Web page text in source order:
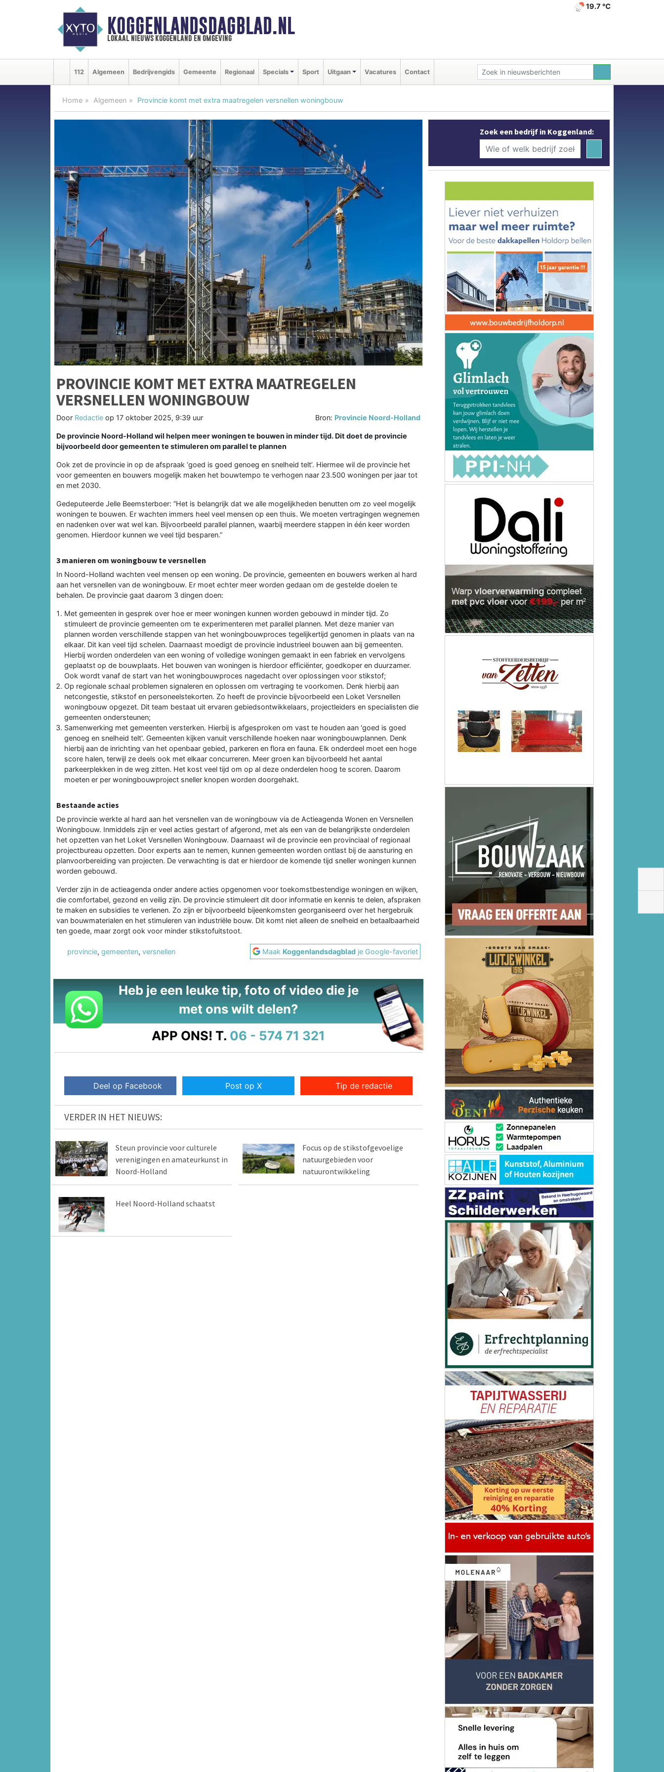
KOGGENLANDSDAGBLAD.NL
lokaal nieuws koggenland en omgeving
19.7 ℃
112 Algemeen Bedrijvengids Gemeente Regionaal Specials Sport Uitgaan Vacatures Contact
Home Algemeen Provincie komt met extra maatregelen versnellen woningbouw
PROVINCIE KOMT MET EXTRA MAATREGELEN
VERSNELLEN WONINGBOUW
Door Redactie op 17 oktober 2025, 9:39 uur Bron: Provincie Noord-Holland
De provincie Noord-Holland wil helpen meer woningen te bouwen in minder tijd. Dit doet de provincie
bijvoorbeeld door gemeenten te stimuleren om parallel te plannen
Ook zet de provincie in op de afspraak ‘goed is goed genoeg en snelheid telt’. Hiermee wil de provincie het
voor gemeenten en bouwers mogelijk maken het bouwtempo te verhogen naar 23.500 woningen per jaar tot
en met 2030.
Gedeputeerde Jelle Beemsterboer: “Het is belangrijk dat we alle mogelijkheden benutten om zo veel mogelijk
woningen te bouwen. Er wachten immers heel veel mensen op een thuis. We moeten vertragingen wegnemen
en nadenken over wat wel kan. Bijvoorbeeld parallel plannen, waarbij meerdere stappen in één keer worden
genomen. Hierdoor kunnen we veel tijd besparen.”
3 manieren om woningbouw te versnellen
In Noord-Holland wachten veel mensen op een woning. De provincie, gemeenten en bouwers werken al hard
aan het versnellen van de woningbouw. Er moet echter meer worden gedaan om de gestelde doelen te
behalen. De provincie gaat daarom 3 dingen doen:
Met gemeenten in gesprek over hoe er meer woningen kunnen worden gebouwd in minder tijd. Zo
stimuleert de provincie gemeenten om te experimenteren met parallel plannen. Met deze manier van
plannen worden verschillende stappen van het woningbouwproces tegelijkertijd genomen in plaats van na
elkaar. Dit kan veel tijd schelen. Daarnaast moedigt de provincie industrieel bouwen aan bij gemeenten.
Hierbij worden onderdelen van een woning of volledige woningen gemaakt in een fabriek en vervolgens
geplaatst op de bouwplaats. Het bouwen van woningen is hierdoor efficiënter, goedkoper en duurzamer.
Ook wordt vanaf de start van het woningbouwproces nagedacht over oplossingen voor stikstof;
Op regionale schaal problemen signaleren en oplossen om vertraging te voorkomen. Denk hierbij aan
netcongestie, stikstof en personeelstekorten. Zo heeft de provincie bijvoorbeeld een Loket Versnellen
woningbouw opgezet. Dit team bestaat uit ervaren gebiedsontwikkelaars, projectleiders en specialisten die
gemeenten ondersteunen;
Samenwerking met gemeenten versterken. Hierbij is afgesproken om vast te houden aan 'goed is goed
genoeg en snelheid telt'. Gemeenten kijken vanuit verschillende hoeken naar woningbouwplannen. Denk
hierbij aan de inrichting van het openbaar gebied, parkeren en flora en fauna. Elk onderdeel moet een hoge
score halen, terwijl ze deels ook met elkaar concurreren. Meer groen kan bijvoorbeeld het aantal
parkeerplekken in de weg zitten. Het kost veel tijd om op al deze onderdelen hoog te scoren. Daarom
moeten er per woningbouwproject sneller knopen worden doorgehakt.
Bestaande acties
De provincie werkte al hard aan het versnellen van de woningbouw via de Actieagenda Wonen en Versnellen
Woningbouw. Inmiddels zijn er veel acties gestart of afgerond, met als een van de belangrijkste onderdelen
het opzetten van het Loket Versnellen Woningbouw. Daarnaast wil de provincie een provinciaal of regionaal
projectbureau opzetten. Door experts aan te nemen, kunnen gemeenten worden ontlast bij de aansturing en
planvoorbereiding van projecten. De verwachting is dat er hierdoor de komende tijd sneller woningen kunnen
worden gebouwd.
Verder zijn in de actieagenda onder andere acties opgenomen voor toekomstbestendige woningen en wijken,
die comfortabel, gezond en veilig zijn. De provincie stimuleert dit door informatie en kennis te delen, afspraken
te maken en subsidies te verlenen. Zo zijn er bijvoorbeeld bijeenkomsten georganiseerd over het hergebruik
van bouwmaterialen en het stimuleren van industriële bouw. Dit komt niet alleen de snelheid en betaalbaarheid
ten goede, maar zorgt ook voor minder stikstofuitstoot.
provincie, gemeenten, versnellen Maak Koggenlandsdagblad je Google-favoriet
Heb je een leuke tip, foto of video die je
met ons wilt delen?
APP ONS! T. 06 - 574 71 321
Deel op Facebook Post op X Tip de redactie
VERDER IN HET NIEUWS:
Steun provincie voor culturele
verenigingen en amateurkunst in
Noord-Holland
Focus op de stikstofgevoelige
natuurgebieden voor
natuurontwikkeling
Heel Noord-Holland schaatst
Zoek een bedrijf in Koggenland: